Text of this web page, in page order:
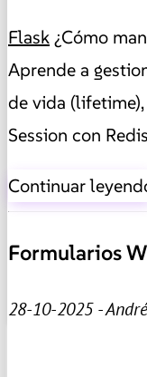
Flask¿Cómo
Aprende a
de vida
Session con
Continuar
Formularios
28-10-2025 -